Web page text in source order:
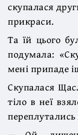
скупалася
прикраси.
Та їй цього
подумала:
мені припаде
Скупалася
тіло в неї
переплутались